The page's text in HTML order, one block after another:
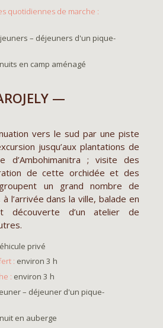
– déjeuners d'un pique-
nuits en camp aménagé
—
vers le sud par une piste
jusqu’aux plantations de
d’Ambohimanitra ; visite des
de cette orchidée et des
un grand nombre de
l’arrivée dans la ville, balade en
d’un atelier de
privé
environ 3 h
environ 3 h
– déjeuner d'un pique-
nuit en auberge